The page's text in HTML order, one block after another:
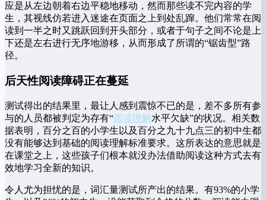
应是从左边朝着右边平稳地移动，然而那些读不完内容的学
生，其视线仿若进入迷途在页面之上到处乱蹿。他们常常在阅
读到一半之时又跳跃回到开头部分，或者于句子之间不论是上
下还是左右进行无序地游移，从而形成了所谓的“锯齿型”路
径。
后天性阅读障碍正在蔓延
测试得出的结果里，最让人感到震惊不已的是，差不多所有参
与的人员都被判定为存有“阅读理解水平欠缺”的状况。相关数
据表明，百分之百的小学生以及百分之九十九点三的初中生都
没有能够达到基础的阅读理解标准要求。这所表达的意思就是
在课堂之上，这些孩子们根本就没办法借助阅读这种方式去有
效地学习全新的知识。
令人尤为担忧的是，词汇量测试所产出的结果。有93%的小学